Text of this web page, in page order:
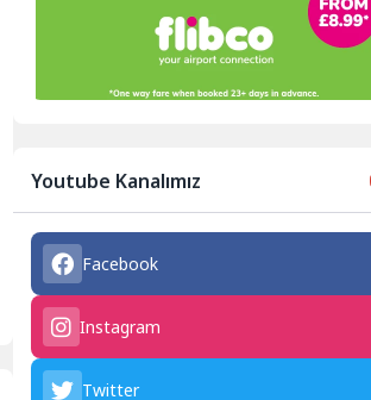
Youtube Kanalımız
Facebook
Instagram
Twitter